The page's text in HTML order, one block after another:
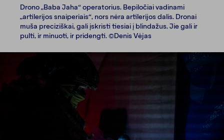
Drono „Baba Jaha“ operatorius. Bepiločiai vadinami
„artilerijos snaiperiais“, nors nėra artilerijos dalis. Dronai
muša preciziškai, gali įskristi tiesiai į blindažus. Jie gali ir
pulti, ir minuoti, ir pridengti. ©Denis Vėjas